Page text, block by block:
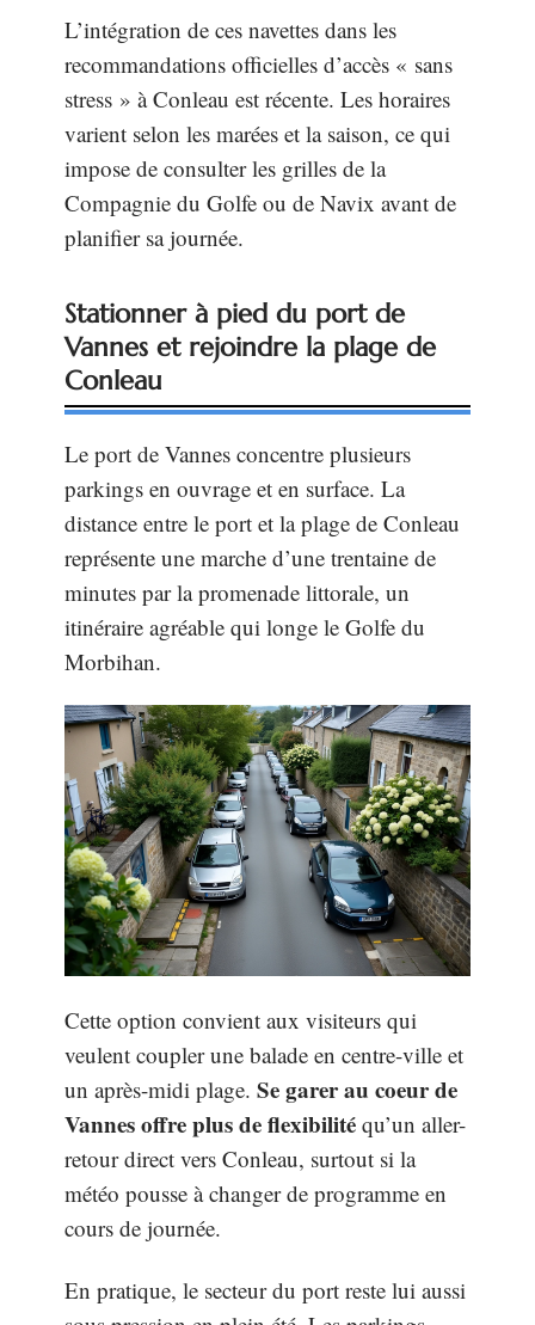
L’intégration de ces navettes dans les
recommandations officielles d’accès « sans
stress » à Conleau est récente. Les horaires
varient selon les marées et la saison, ce qui
impose de consulter les grilles de la
Compagnie du Golfe ou de Navix avant de
planifier sa journée.
Stationner à pied du port de
Vannes et rejoindre la plage de
Conleau
Le port de Vannes concentre plusieurs
parkings en ouvrage et en surface. La
distance entre le port et la plage de Conleau
représente une marche d’une trentaine de
minutes par la promenade littorale, un
itinéraire agréable qui longe le Golfe du
Morbihan.
Cette option convient aux visiteurs qui
veulent coupler une balade en centre-ville et
un après-midi plage. Se garer au coeur de
Vannes offre plus de flexibilité qu’un aller-
retour direct vers Conleau, surtout si la
météo pousse à changer de programme en
cours de journée.
En pratique, le secteur du port reste lui aussi